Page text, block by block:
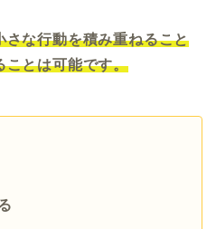
さな行動を積み重ねること
ことは可能です。